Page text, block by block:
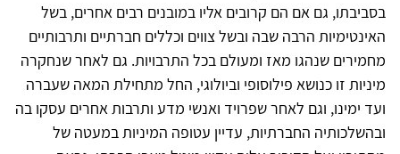
בסביבתו, גם אם הם קרובים אליו במובנים רבים אחרים, בשל
האינטימיות הרבה שבה ובשל צווים וכללים חברתיים ותרבותיים
מחמירים שנהגו מאז ומעולם בכל התרבויות. גם לאחר שנחקרה
מיניות זו כנושא פילוסופי וביולוגי, החל מתחילת המאה שעברה
ועד ימינו, וגם לאחר שפרויד ואנשי מדע ותרבות אחרים עסקו בה
ובהשלכותיה החברתיות, עדיין עטופה המיניות במעטה של